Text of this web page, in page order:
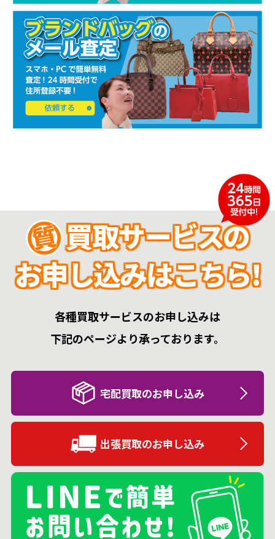
買取サービスの
お申し込みはこちら!
各種買取サービスのお申し込みは
下記のページより承っております。
宅配買取のお申し込み
出張買取のお申し込み